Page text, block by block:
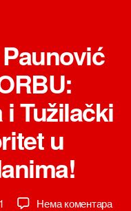
Tužilački
u
Нема коментарана